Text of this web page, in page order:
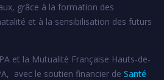
grâce à la formation des
et à la sensibilisation des futurs
et la Mutualité Française Hauts-de-
avec le soutien financier de Santé